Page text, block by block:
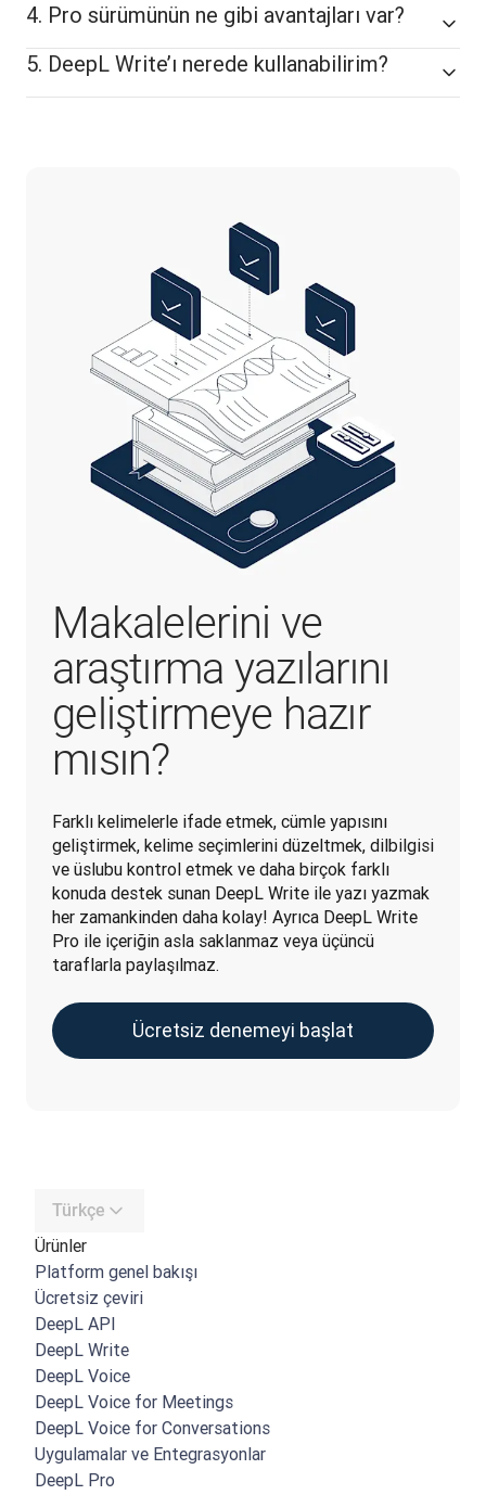
4. Pro sürümünün ne gibi avantajları var?
5. DeepL Write’ı nerede kullanabilirim?
Makalelerini ve
araştırma yazılarını
geliştirmeye hazır
mısın?
Farklı kelimelerle ifade etmek, cümle yapısını
geliştirmek, kelime seçimlerini düzeltmek, dilbilgisi
ve üslubu kontrol etmek ve daha birçok farklı
konuda destek sunan DeepL Write ile yazı yazmak
her zamankinden daha kolay! Ayrıca DeepL Write
Pro ile içeriğin asla saklanmaz veya üçüncü
taraflarla paylaşılmaz.
Ücretsiz denemeyi başlat
Türkçe
Ürünler
Platform genel bakışı
Ücretsiz çeviri
DeepL API
DeepL Write
DeepL Voice
DeepL Voice for Meetings
DeepL Voice for Conversations
Uygulamalar ve Entegrasyonlar
DeepL Pro